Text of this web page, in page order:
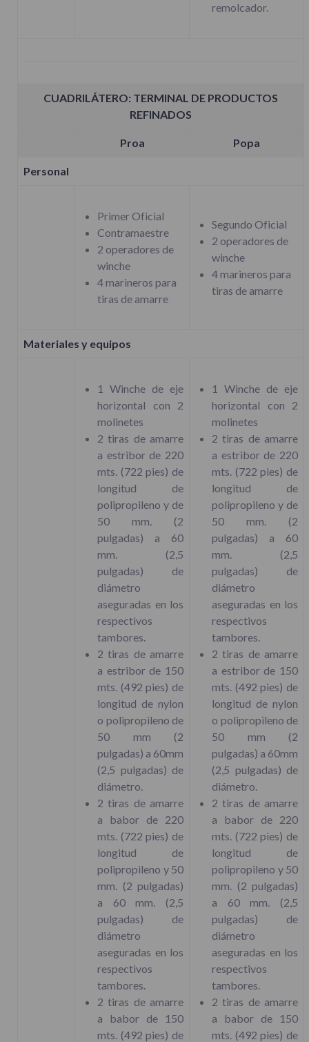
remolcador.
CUADRILÁTERO: TERMINAL DE PRODUCTOS
REFINADOS
Proa Popa
Personal
Primer Oficial
Contramaestre
2 operadores de
winche
4 marineros para
tiras de amarre
Segundo Oficial
2 operadores de
winche
4 marineros para
tiras de amarre
Materiales y equipos
1 Winche de eje
horizontal con 2
molinetes
2 tiras de amarre
a estribor de 220
mts. (722 pies) de
longitud de
polipropileno y de
50 mm. (2
pulgadas) a 60
mm. (2,5
pulgadas) de
diámetro
aseguradas en los
respectivos
tambores.
2 tiras de amarre
a estribor de 150
mts. (492 pies) de
longitud de nylon
o polipropileno de
50 mm (2
pulgadas) a 60mm
(2,5 pulgadas) de
diámetro.
2 tiras de amarre
a babor de 220
mts. (722 pies) de
longitud de
polipropileno y 50
mm. (2 pulgadas)
a 60 mm. (2,5
pulgadas) de
diámetro
aseguradas en los
respectivos
tambores.
2 tiras de amarre
a babor de 150
mts. (492 pies) de
1 Winche de eje
horizontal con 2
molinetes
2 tiras de amarre
a estribor de 220
mts. (722 pies) de
longitud de
polipropileno y de
50 mm. (2
pulgadas) a 60
mm. (2,5
pulgadas) de
diámetro
aseguradas en los
respectivos
tambores.
2 tiras de amarre
a estribor de 150
mts. (492 pies) de
longitud de nylon
o polipropileno de
50 mm (2
pulgadas) a 60mm
(2,5 pulgadas) de
diámetro.
2 tiras de amarre
a babor de 220
mts. (722 pies) de
longitud de
polipropileno y 50
mm. (2 pulgadas)
a 60 mm. (2,5
pulgadas) de
diámetro
aseguradas en los
respectivos
tambores.
2 tiras de amarre
a babor de 150
mts. (492 pies) de